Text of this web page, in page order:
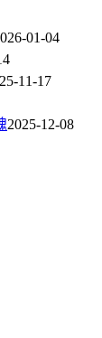
01-04
11-17
2025-12-08